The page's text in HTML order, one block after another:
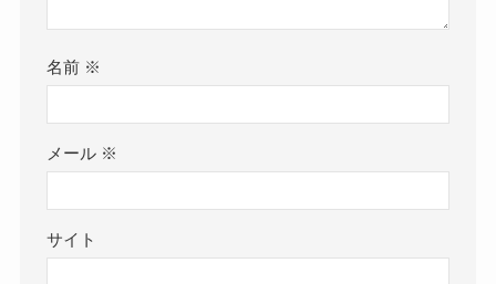
名前 ※
メール ※
サイト